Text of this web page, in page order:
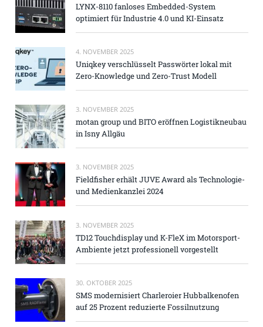
LYNX-8110 fanloses Embedded-System
optimiert für Industrie 4.0 und KI-Einsatz
4. NOVEMBER 2025
Uniqkey verschlüsselt Passwörter lokal mit
Zero-Knowledge und Zero-Trust Modell
3. NOVEMBER 2025
motan group und BITO eröffnen Logistikneubau
in Isny Allgäu
3. NOVEMBER 2025
Fieldfisher erhält JUVE Award als Technologie-
und Medienkanzlei 2024
3. NOVEMBER 2025
TD12 Touchdisplay und K-FleX im Motorsport-
Ambiente jetzt professionell vorgestellt
30. OKTOBER 2025
SMS modernisiert Charleroier Hubbalkenofen
auf 25 Prozent reduzierte Fossilnutzung